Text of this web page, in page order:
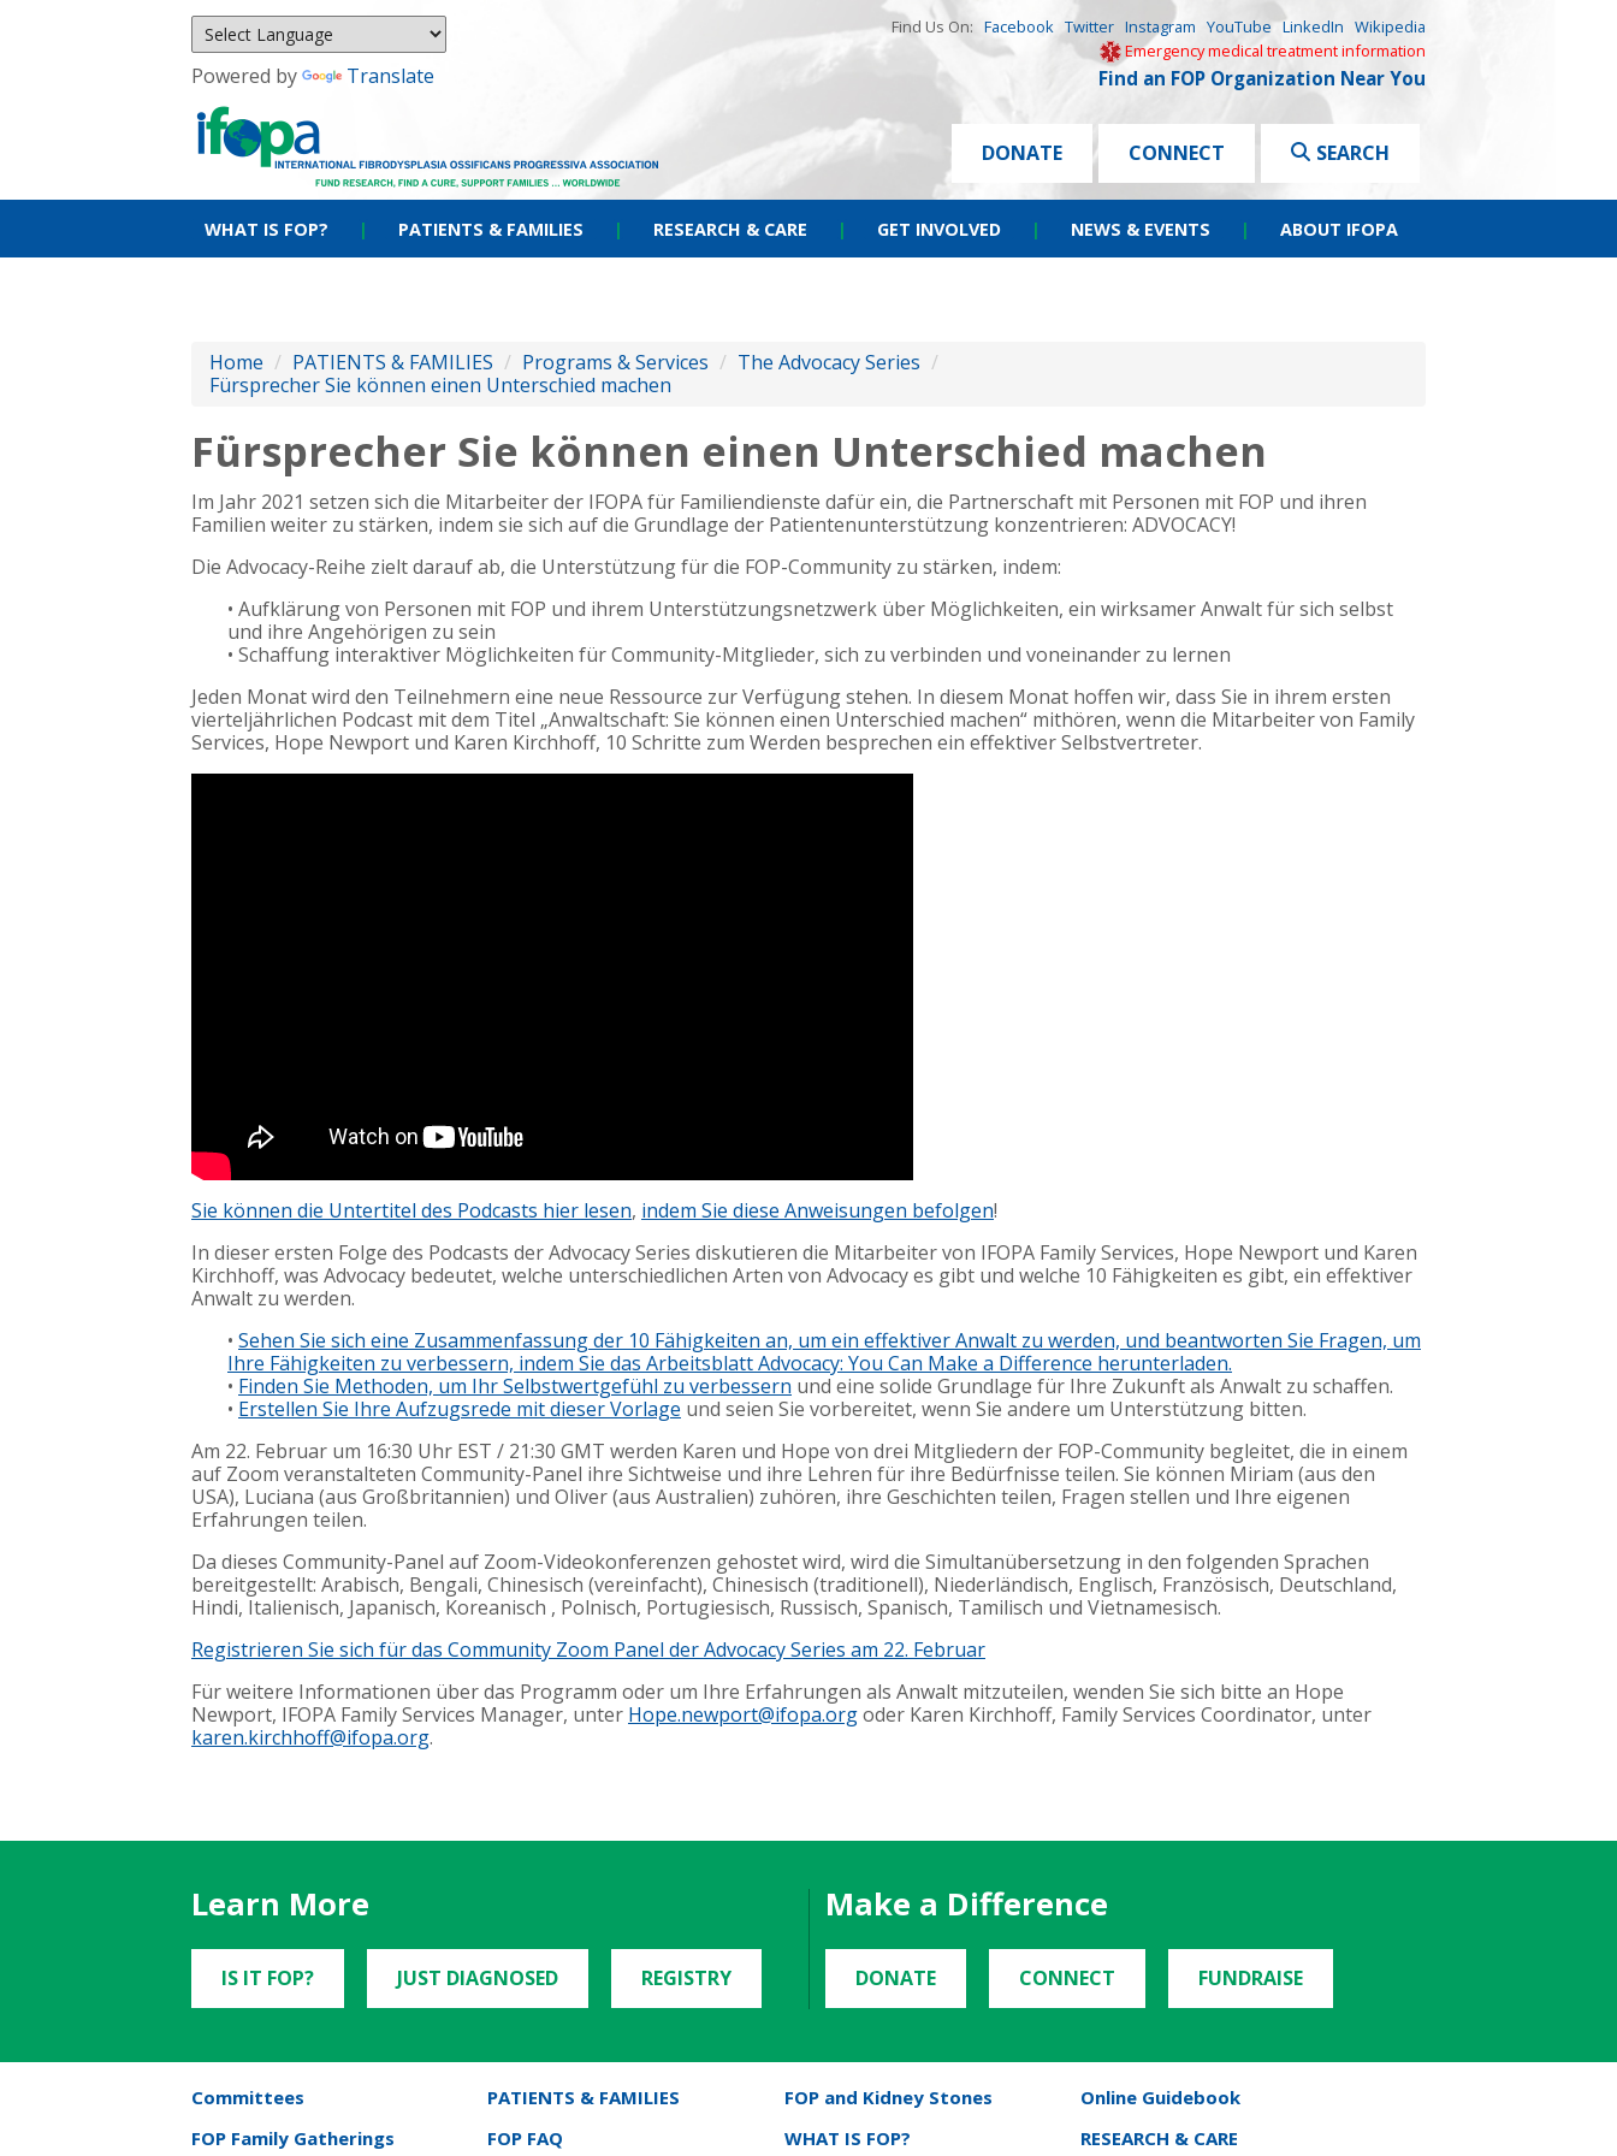
Powered by Translate
Find Us On: Facebook Twitter Instagram YouTube LinkedIn Wikipedia
Emergency medical treatment information
Find an FOP Organization Near You
DONATE CONNECT SEARCH
WHAT IS FOP? | PATIENTS & FAMILIES | RESEARCH & CARE | GET INVOLVED | NEWS & EVENTS | ABOUT IFOPA
Home / PATIENTS & FAMILIES / Programs & Services / The Advocacy Series /
Fürsprecher Sie können einen Unterschied machen
Fürsprecher Sie können einen Unterschied machen
Im Jahr 2021 setzen sich die Mitarbeiter der IFOPA für Familiendienste dafür ein, die Partnerschaft mit Personen mit FOP und ihren
Familien weiter zu stärken, indem sie sich auf die Grundlage der Patientenunterstützung konzentrieren: ADVOCACY!
Die Advocacy-Reihe zielt darauf ab, die Unterstützung für die FOP-Community zu stärken, indem:
• Aufklärung von Personen mit FOP und ihrem Unterstützungsnetzwerk über Möglichkeiten, ein wirksamer Anwalt für sich selbst
und ihre Angehörigen zu sein
• Schaffung interaktiver Möglichkeiten für Community-Mitglieder, sich zu verbinden und voneinander zu lernen
Jeden Monat wird den Teilnehmern eine neue Ressource zur Verfügung stehen. In diesem Monat hoffen wir, dass Sie in ihrem ersten
vierteljährlichen Podcast mit dem Titel „Anwaltschaft: Sie können einen Unterschied machen“ mithören, wenn die Mitarbeiter von Family
Services, Hope Newport und Karen Kirchhoff, 10 Schritte zum Werden besprechen ein effektiver Selbstvertreter.
Sie können die Untertitel des Podcasts hier lesen, indem Sie diese Anweisungen befolgen!
In dieser ersten Folge des Podcasts der Advocacy Series diskutieren die Mitarbeiter von IFOPA Family Services, Hope Newport und Karen
Kirchhoff, was Advocacy bedeutet, welche unterschiedlichen Arten von Advocacy es gibt und welche 10 Fähigkeiten es gibt, ein effektiver
Anwalt zu werden.
• Sehen Sie sich eine Zusammenfassung der 10 Fähigkeiten an, um ein effektiver Anwalt zu werden, und beantworten Sie Fragen, um
Ihre Fähigkeiten zu verbessern, indem Sie das Arbeitsblatt Advocacy: You Can Make a Difference herunterladen.
• Finden Sie Methoden, um Ihr Selbstwertgefühl zu verbessern und eine solide Grundlage für Ihre Zukunft als Anwalt zu schaffen.
• Erstellen Sie Ihre Aufzugsrede mit dieser Vorlage und seien Sie vorbereitet, wenn Sie andere um Unterstützung bitten.
Am 22. Februar um 16:30 Uhr EST / 21:30 GMT werden Karen und Hope von drei Mitgliedern der FOP-Community begleitet, die in einem
auf Zoom veranstalteten Community-Panel ihre Sichtweise und ihre Lehren für ihre Bedürfnisse teilen. Sie können Miriam (aus den
USA), Luciana (aus Großbritannien) und Oliver (aus Australien) zuhören, ihre Geschichten teilen, Fragen stellen und Ihre eigenen
Erfahrungen teilen.
Da dieses Community-Panel auf Zoom-Videokonferenzen gehostet wird, wird die Simultanübersetzung in den folgenden Sprachen
bereitgestellt: Arabisch, Bengali, Chinesisch (vereinfacht), Chinesisch (traditionell), Niederländisch, Englisch, Französisch, Deutschland,
Hindi, Italienisch, Japanisch, Koreanisch , Polnisch, Portugiesisch, Russisch, Spanisch, Tamilisch und Vietnamesisch.
Registrieren Sie sich für das Community Zoom Panel der Advocacy Series am 22. Februar
Für weitere Informationen über das Programm oder um Ihre Erfahrungen als Anwalt mitzuteilen, wenden Sie sich bitte an Hope
Newport, IFOPA Family Services Manager, unter Hope.newport@ifopa.orgoder Karen Kirchhoff, Family Services Coordinator, unter
karen.kirchhoff@ifopa.org.
Learn More
IS IT FOP? JUST DIAGNOSED REGISTRY
Make a Difference
DONATE CONNECT FUNDRAISE
Committees PATIENTS & FAMILIES FOP and Kidney Stones
Online Guidebook
FOP Family Gatherings
FOP FAQ WHAT IS FOP? RESEARCH & CARE